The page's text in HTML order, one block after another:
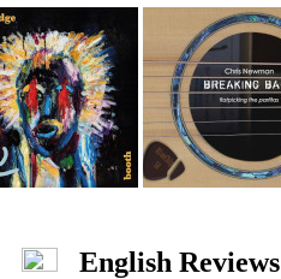
English Reviews